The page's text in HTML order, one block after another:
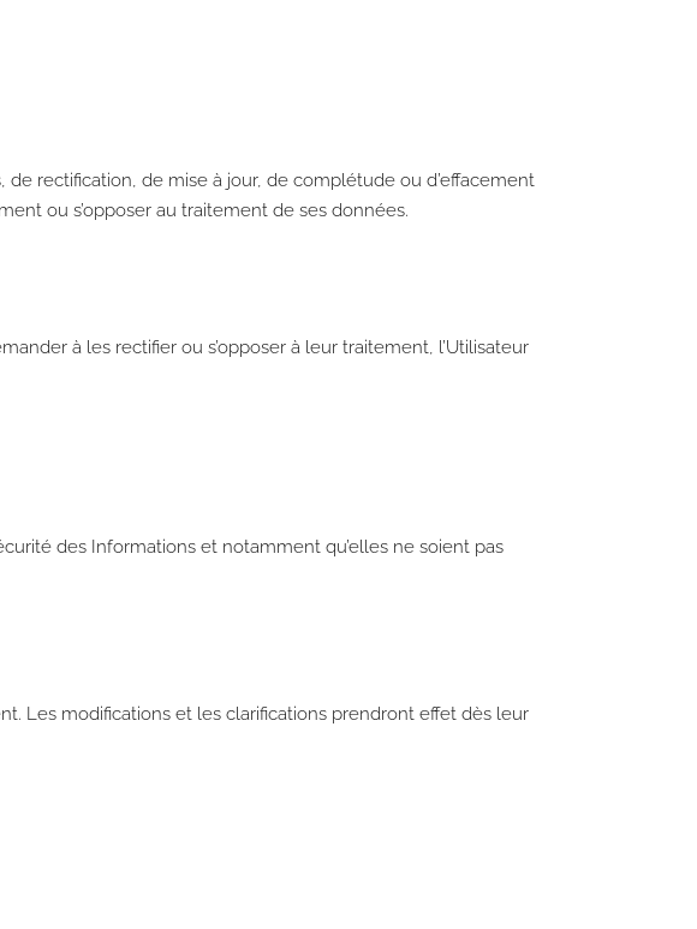
rectification, de mise à jour, de complétude ou d’effacement
ou s’opposer au traitement de ses données.
à les rectifier ou s’opposer à leur traitement, l’Utilisateur
des Informations et notamment qu’elles ne soient pas
Les modifications et les clarifications prendront effet dès leur